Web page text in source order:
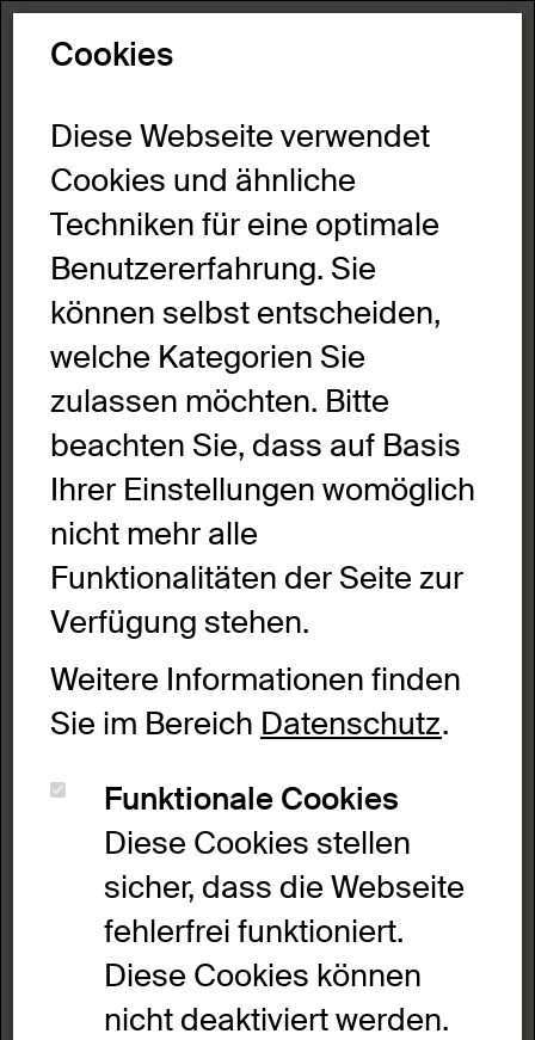
Drachen
>Informationen in Leichter Sprache >
Objekte
Drachen
Diese eindrucksvolle Figur ist ein
First-Ziegel.
EinFirst-Ziegelliegt als Abschluss
ganz oben auf einem Hausdach.
Dieser Ziegel ist aus China.
Er ist aus Keramik.
Und auf dem Ziegel befindet sich
eine Drachen-Figur.
Cookies
Diese Webseite verwendet
Cookies und ähnliche
Techniken für eine optimale
Benutzererfahrung. Sie
können selbst entscheiden,
welche Kategorien Sie
zulassen möchten. Bitte
beachten Sie, dass auf Basis
Ihrer Einstellungen womöglich
nicht mehr alle
Funktionalitäten der Seite zur
Verfügung stehen.
Weitere Informationen finden
Sie im Bereich Datenschutz.
Funktionale Cookies
Diese Cookies stellen
sicher, dass die Webseite
fehlerfrei funktioniert.
Diese Cookies können
nicht deaktiviert werden.